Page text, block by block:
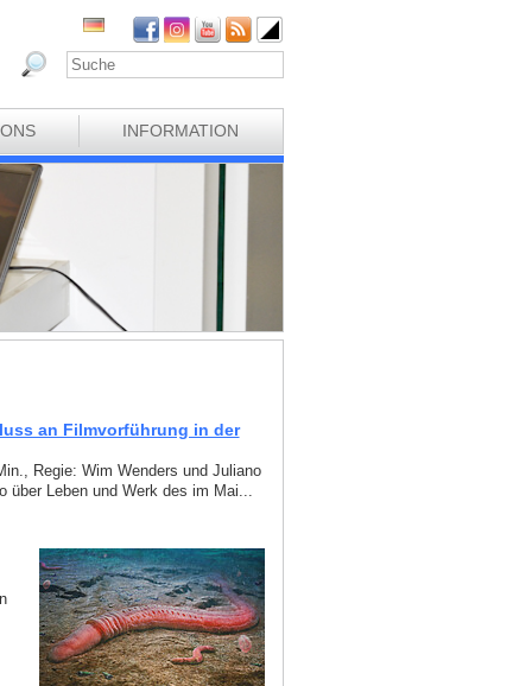
INFORMATION
an Filmvorführung in der
Regie: Wim Wenders und Juliano
über Leben und Werk des im Mai...